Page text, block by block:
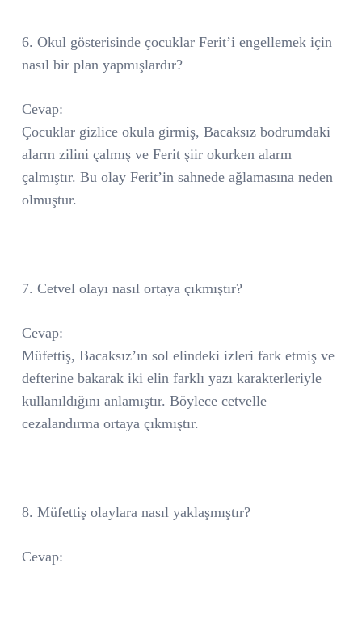
6. Okul gösterisinde çocuklar Ferit’i engellemek için
nasıl bir plan yapmışlardır?
Cevap:
Çocuklar gizlice okula girmiş, Bacaksız bodrumdaki
alarm zilini çalmış ve Ferit şiir okurken alarm
çalmıştır. Bu olay Ferit’in sahnede ağlamasına neden
olmuştur.
7. Cetvel olayı nasıl ortaya çıkmıştır?
Cevap:
Müfettiş, Bacaksız’ın sol elindeki izleri fark etmiş ve
defterine bakarak iki elin farklı yazı karakterleriyle
kullanıldığını anlamıştır. Böylece cetvelle
cezalandırma ortaya çıkmıştır.
8. Müfettiş olaylara nasıl yaklaşmıştır?
Cevap: